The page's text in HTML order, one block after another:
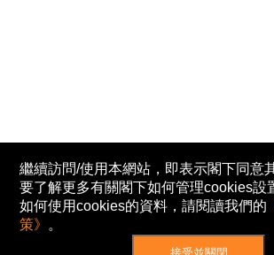
繼續訪問/使用本網站，即表示閣下同意
要了解更多有關閣下如何管理cookies設
如何使用cookies的資料，請閱讀我們的
策》 。